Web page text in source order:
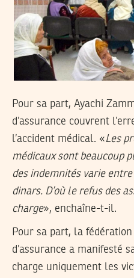
Pour sa part, Ayachi
d’assurance couvrent
l’accident médical. «Les
médicaux sont beaucoup
des indemnités varie
dinars. D’où le refus des
charge», enchaîne-t-il.
Pour sa part, la
d’assurance a manifesté
charge uniquement les